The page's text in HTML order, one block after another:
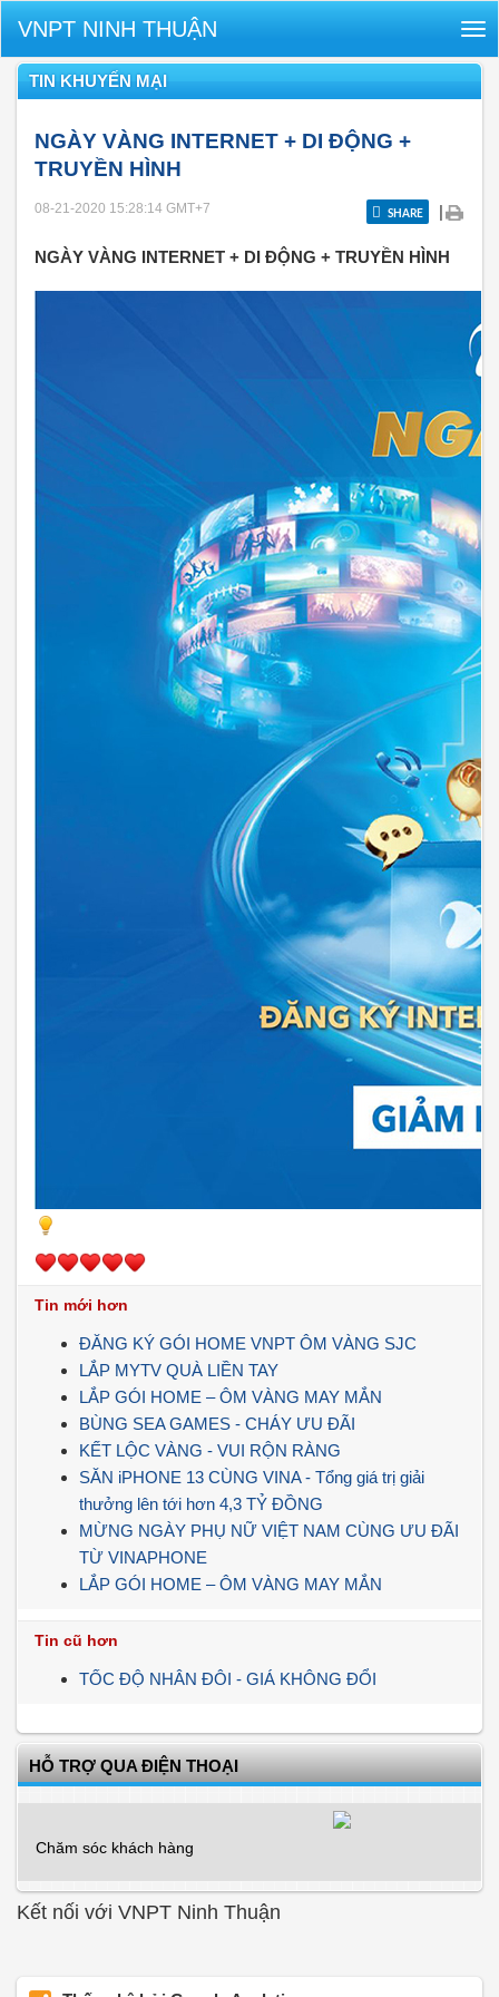
VNPT NINH THUẬN
TIN KHUYẾN MẠI
NGÀY VÀNG INTERNET + DI ĐỘNG +
TRUYỀN HÌNH
08-21-2020 15:28:14 GMT+7 SHARE |
NGÀY VÀNG INTERNET + DI ĐỘNG + TRUYỀN HÌNH
Tin mới hơn
ĐĂNG KÝ GÓI HOME VNPT ÔM VÀNG SJC
LẮP MYTV QUÀ LIỀN TAY
LẮP GÓI HOME – ÔM VÀNG MAY MẮN
️BÙNG SEA GAMES - CHÁY ƯU ĐÃI
KẾT LỘC VÀNG - VUI RỘN RÀNG
SĂN iPHONE 13 CÙNG VINA - Tổng giá trị giải
thưởng lên tới hơn 4,3 TỶ ĐỒNG
MỪNG NGÀY PHỤ NỮ VIỆT NAM CÙNG ƯU ĐÃI
TỪ VINAPHONE
LẮP GÓI HOME – ÔM VÀNG MAY MẮN
Tin cũ hơn
TỐC ĐỘ NHÂN ĐÔI - GIÁ KHÔNG ĐỔI
HỖ TRỢ QUA ĐIỆN THOẠI
Chăm sóc khách hàng
Kết nối với VNPT Ninh Thuận